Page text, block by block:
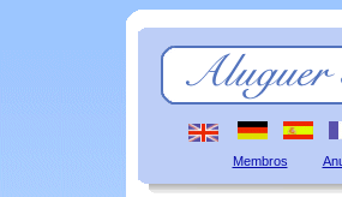
Membros